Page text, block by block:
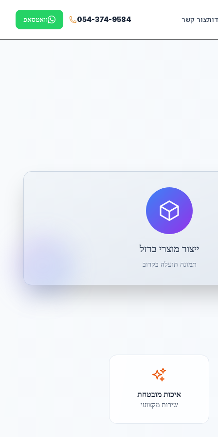
צור קשר 054-374-9584 וואטסאפ
ייצור מוצרי ברזל
תמונה תועלה בקרוב
איכות מובטחת
שירות מקצועי